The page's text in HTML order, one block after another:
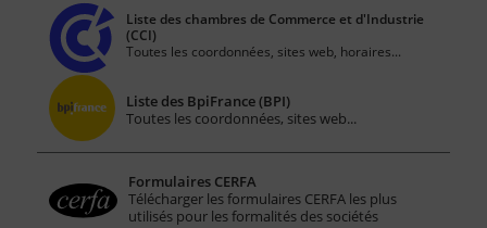
Liste des chambres de Commerce et d'Industrie
(CCI)
Toutes les coordonnées, sites web, horaires...
Liste des BpiFrance (BPI)
Toutes les coordonnées, sites web...
Formulaires CERFA
Télécharger les formulaires CERFA les plus
utilisés pour les formalités des sociétés